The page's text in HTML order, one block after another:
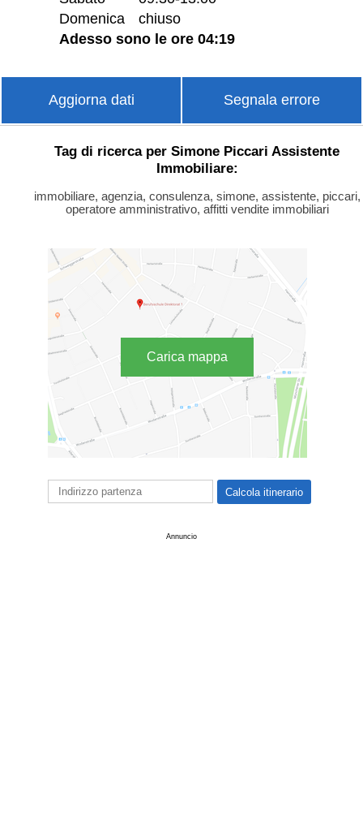
Domenica
chiuso
Adesso sono le ore 04:19
Aggiorna dati Segnala errore
Tag di ricerca per Simone Piccari Assistente
Immobiliare:
immobiliare, agenzia, consulenza, simone, assistente, piccari,
operatore amministrativo, affitti vendite immobiliari
Carica mappa
Annuncio